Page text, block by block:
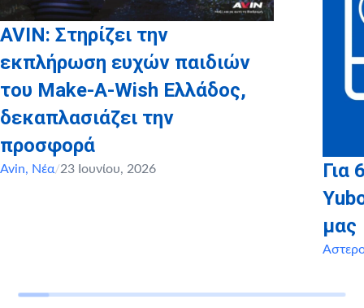
AVIN: Στηρίζει την
εκπλήρωση ευχών παιδιών
του Make-A-Wish Ελλάδος,
δεκαπλασιάζει την
προσφορά
Avin, Νέα/23 Ιουνίου, 2026
Για
μας